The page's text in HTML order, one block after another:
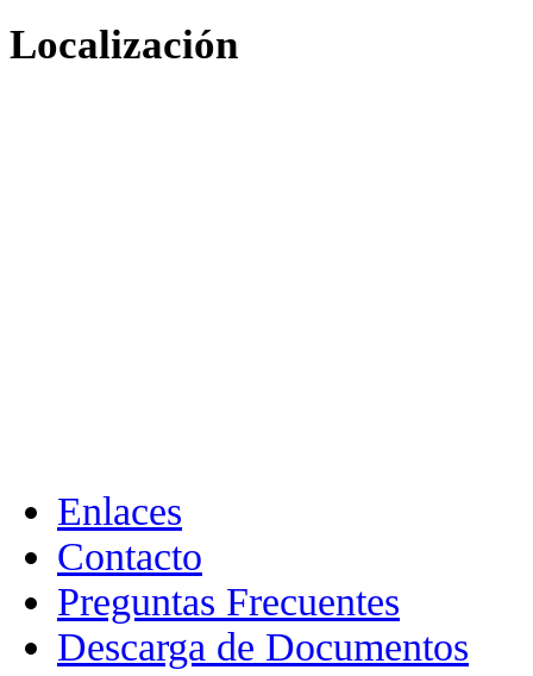
Localización
Enlaces
Contacto
Preguntas Frecuentes
Descarga de Documentos